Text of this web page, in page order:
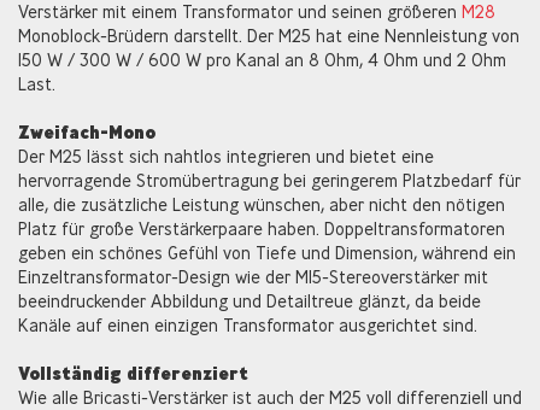
Verstärker mit einem Transformator und seinen größeren M28
Monoblock-Brüdern darstellt. Der M25 hat eine Nennleistung von
150 W / 300 W / 600 W pro Kanal an 8 Ohm, 4 Ohm und 2 Ohm
Last.
Zweifach-Mono
Der M25 lässt sich nahtlos integrieren und bietet eine
hervorragende Stromübertragung bei geringerem Platzbedarf für
alle, die zusätzliche Leistung wünschen, aber nicht den nötigen
Platz für große Verstärkerpaare haben. Doppeltransformatoren
geben ein schönes Gefühl von Tiefe und Dimension, während ein
Einzeltransformator-Design wie der M15-Stereoverstärker mit
beeindruckender Abbildung und Detailtreue glänzt, da beide
Kanäle auf einen einzigen Transformator ausgerichtet sind.
Vollständig differenziert
Wie alle Bricasti-Verstärker ist auch der M25 voll differenziell und